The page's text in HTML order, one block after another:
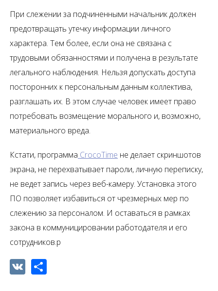
При слежении за подчиненными начальник должен
предотвращать утечку информации личного
характера. Тем более, если она не связана с
трудовыми обязанностями и получена в результате
легального наблюдения. Нельзя допускать доступа
посторонних к персональным данным коллектива,
разглашать их. В этом случае человек имеет право
потребовать возмещение морального и, возможно,
материального вреда.
Кстати, программа CrocoTime не делает скриншотов
экрана, не перехватывает пароли, личную переписку,
не ведет запись через веб-камеру. Установка этого
ПО позволяет избавиться от чрезмерных мер по
слежению за персоналом. И оставаться в рамках
закона в коммуницировании работодателя и его
сотрудников.р
VK Share